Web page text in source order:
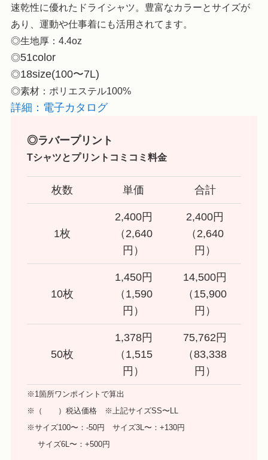
速乾性に優れたドライシャツ。豊富なカラーとサイズが
あり、運動や仕事着にも活用されてます。
◎生地厚：4.4oz
◎51color
◎18size(100〜7L)
◎素材：ポリエステル100%
詳細：電子カタログ
◎ラバープリント
Tシャツとプリント コミコミ料金
枚数 単価 合計
1枚
2,400円
（2,640
円）
2,400円
（2,640
円）
10枚
1,450円
（1,590
円）
14,500円
（15,900
円）
50枚
1,378円
（1,515
円）
75,762円
（83,338
円）
※1箇所ワンポイントで算出
※（ ）税込価格 ※上記サイズSS〜LL
※サイズ100〜：-50円 サイズ3L〜：+130円
サイズ6L〜：+500円